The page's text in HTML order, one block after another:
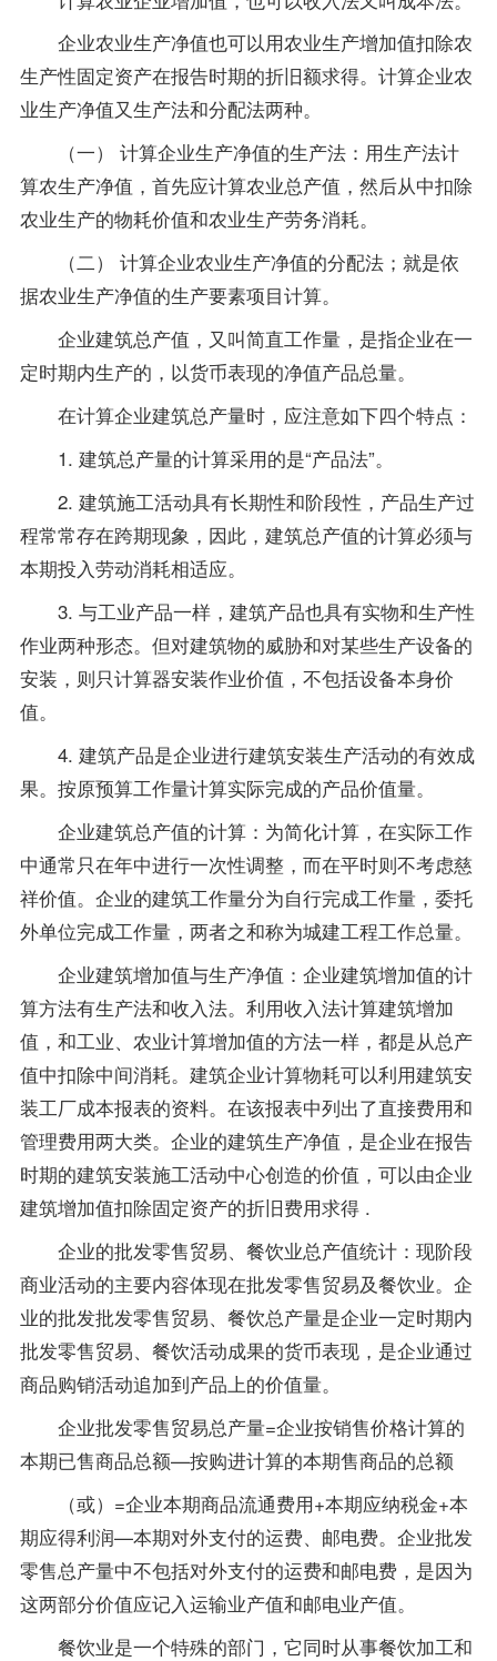
企业农业生产净值也可以用农业生产增加值扣除农
生产性固定资产在报告时期的折旧额求得。计算企业农
业生产净值又生产法和分配法两种。
（一） 计算企业生产净值的生产法：用生产法计
算农生产净值，首先应计算农业总产值，然后从中扣除
农业生产的物耗价值和农业生产劳务消耗。
（二） 计算企业农业生产净值的分配法；就是依
据农业生产净值的生产要素项目计算。
企业建筑总产值，又叫简直工作量，是指企业在一
定时期内生产的，以货币表现的净值产品总量。
在计算企业建筑总产量时，应注意如下四个特点：
1. 建筑总产量的计算采用的是“产品法”。
2. 建筑施工活动具有长期性和阶段性，产品生产过
程常常存在跨期现象，因此，建筑总产值的计算必须与
本期投入劳动消耗相适应。
3. 与工业产品一样，建筑产品也具有实物和生产性
作业两种形态。但对建筑物的威胁和对某些生产设备的
安装，则只计算器安装作业价值，不包括设备本身价
值。
4. 建筑产品是企业进行建筑安装生产活动的有效成
果。按原预算工作量计算实际完成的产品价值量。
企业建筑总产值的计算：为简化计算，在实际工作
中通常只在年中进行一次性调整，而在平时则不考虑慈
祥价值。企业的建筑工作量分为自行完成工作量，委托
外单位完成工作量，两者之和称为城建工程工作总量。
企业建筑增加值与生产净值：企业建筑增加值的计
算方法有生产法和收入法。利用收入法计算建筑增加
值，和工业、农业计算增加值的方法一样，都是从总产
值中扣除中间消耗。建筑企业计算物耗可以利用建筑安
装工厂成本报表的资料。在该报表中列出了直接费用和
管理费用两大类。企业的建筑生产净值，是企业在报告
时期的建筑安装施工活动中心创造的价值，可以由企业
建筑增加值扣除固定资产的折旧费用求得 .
企业的批发零售贸易、餐饮业总产值统计：现阶段
商业活动的主要内容体现在批发零售贸易及餐饮业。企
业的批发批发零售贸易、餐饮总产量是企业一定时期内
批发零售贸易、餐饮活动成果的货币表现，是企业通过
商品购销活动追加到产品上的价值量。
企业批发零售贸易总产量=企业按销售价格计算的
本期已售商品总额—按购进计算的本期售商品的总额
（或）=企业本期商品流通费用+本期应纳税金+本
期应得利润—本期对外支付的运费、邮电费。企业批发
零售总产量中不包括对外支付的运费和邮电费，是因为
这两部分价值应记入运输业产值和邮电业产值。
餐饮业是一个特殊的部门，它同时从事餐饮加工和